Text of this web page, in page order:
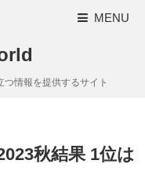
MENU
情報を提供するサイト
秋結果 1位は